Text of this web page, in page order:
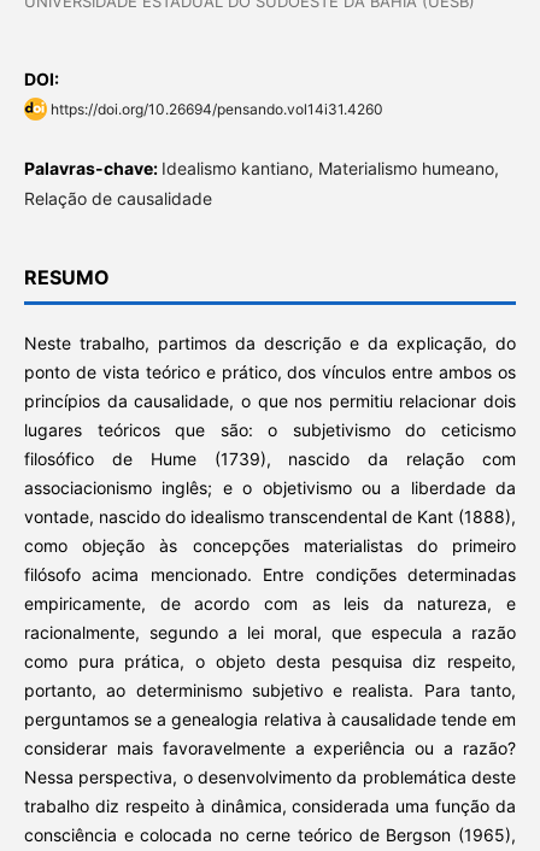
DOI:
https://doi.org/10.26694/pensando.vol14i31.4260
Palavras-chave: Idealismo kantiano, Materialismo humeano,
Relação de causalidade
RESUMO
Neste trabalho, partimos da descrição e da explicação, do
ponto de vista teórico e prático, dos vínculos entre ambos os
princípios da causalidade, o que nos permitiu relacionar dois
lugares teóricos que são: o subjetivismo do ceticismo
filosófico de Hume (1739), nascido da relação com
associacionismo inglês; e o objetivismo ou a liberdade da
vontade, nascido do idealismo transcendental de Kant (1888),
como objeção às concepções materialistas do primeiro
filósofo acima mencionado. Entre condições determinadas
empiricamente, de acordo com as leis da natureza, e
racionalmente, segundo a lei moral, que especula a razão
como pura prática, o objeto desta pesquisa diz respeito,
portanto, ao determinismo subjetivo e realista. Para tanto,
perguntamos se a genealogia relativa à causalidade tende em
considerar mais favoravelmente a experiência ou a razão?
Nessa perspectiva, o desenvolvimento da problemática deste
trabalho diz respeito à dinâmica, considerada uma função da
consciência e colocada no cerne teórico de Bergson (1965),